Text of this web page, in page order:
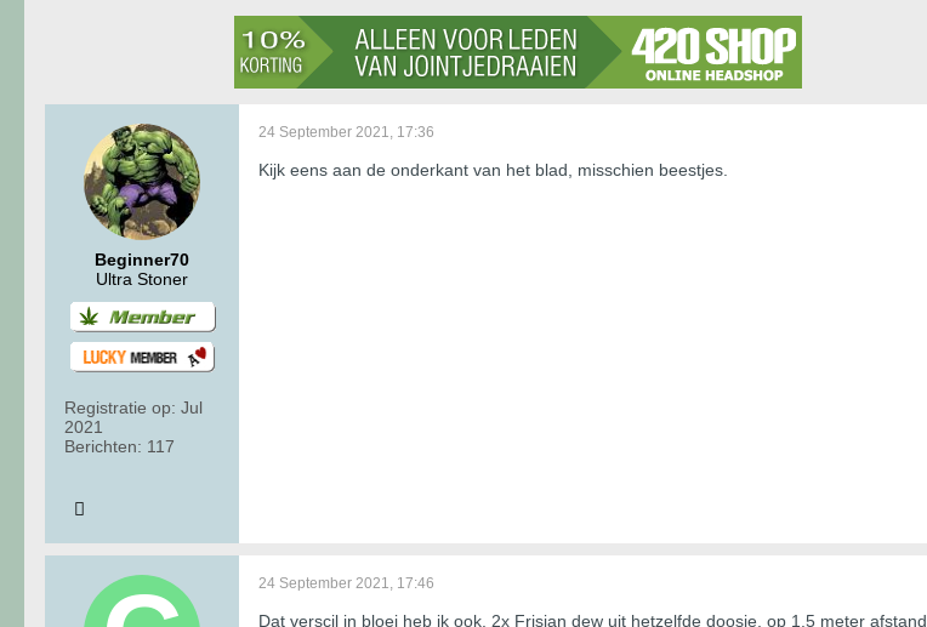
Beginner70
Ultra Stoner
Registratie op: Jul
2021
Berichten: 117
24 September 2021, 17:36
Kijk eens aan de onderkant van het blad, misschien beestjes.
24 September 2021, 17:46
Dat verscil in bloei heb ik ook, 2x Frisian dew uit hetzelfde doosje, op 1.5 meter